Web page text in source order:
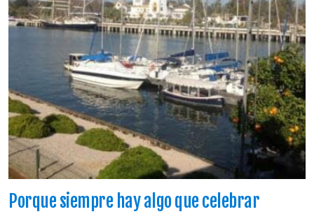
Porque siempre hay algo que celebrar